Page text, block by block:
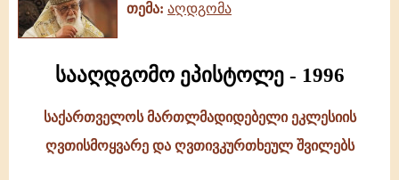
თემა: აღდგომა
სააღდგომო ეპისტოლე - 1996
საქართველოს მართლმადიდებელი ეკლესიის
ღვთისმოყვარე და ღვთივკურთხეულ შვილებს